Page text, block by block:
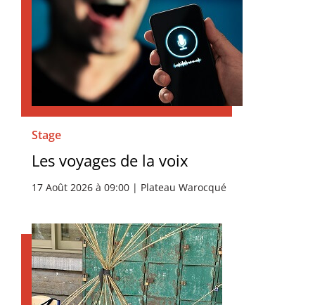
Stage
Les voyages de la voix
17 Août 2026 à 09:00 | Plateau Warocqué